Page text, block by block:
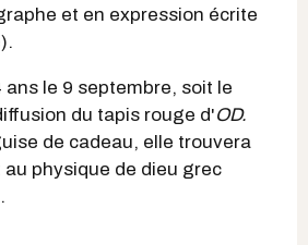
et en expression écrite
le 9 septembre, soit le
du tapis rouge d'OD.
de cadeau, elle trouvera
physique de dieu grec